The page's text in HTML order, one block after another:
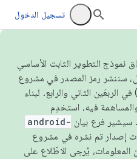
تسجيل الدخول
ولضمان اتّساق نموذج التطوير الثابت الأساسي
سننشر رمز المصدر في مشروع
Android مفتوح المصدر (AOSP) في الربعَين الثاني والرابع. لبناء
. سيشير فرع بيان android-
إصدار تم نشره في مشروع